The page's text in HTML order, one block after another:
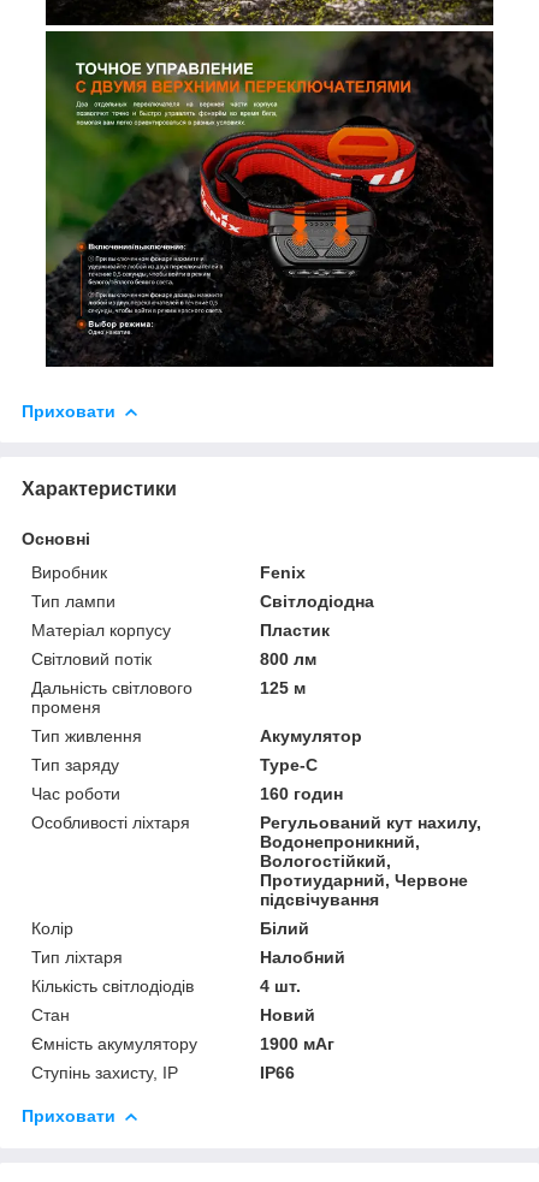
Приховати
Характеристики
Основні
Виробник
Fenix
Тип лампи
Світлодіодна
Матеріал корпусу
Пластик
Світловий потік
800 лм
Дальність світлового
променя
125 м
Тип живлення
Акумулятор
Тип заряду
Type-C
Час роботи
160 годин
Особливості ліхтаря
Регульований кут нахилу,
Водонепроникний,
Вологостійкий,
Протиударний, Червоне
підсвічування
Колір
Білий
Тип ліхтаря
Налобний
Кількість світлодіодів
4 шт.
Стан
Новий
Ємність акумулятору
1900 мАг
Ступінь захисту, IP
IP66
Приховати